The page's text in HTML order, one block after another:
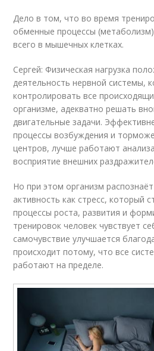
Дело в том, что во время
обменные процессы
всего в мышечных клетках.
Сергей: Физическая нагрузка
деятельность нервной системы,
контролировать все
организме, адекватно решать
двигательные задачи.
процессы возбуждения и
центров, лучше работают
восприятие внешних
Но при этом организм
активность как стресс, который
процессы роста, развития и
тренировок человек чувствует
самочувствие улучшается
происходит потому, что все
работают на пределе.